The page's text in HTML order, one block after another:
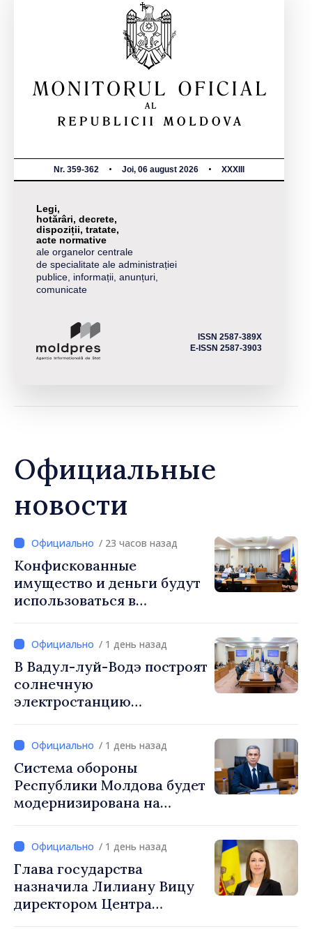
Nr. 359-362 Joi, 06 august 2026 XXXIII
Legi,
hotărâri, decrete,
dispoziții, tratate,
acte normative
ale organelor centrale
de specialitate ale administrației
publice, informații, anunțuri,
comunicate
ISSN 2587-389X
E-ISSN 2587-3903
Официальные
новости
/ 23 часов назад
Конфискованные
имущество и деньги будут
использоваться в
общественных интересах
/ 1 день назад
В Вадул-луй-Водэ построят
солнечную
электростанцию
системой накопления на 60
МВт·ч
/ 1 день назад
Система обороны
Республики Молдова будет
модернизирована на
внедрению Национальной
стратегии обороны
/ 1 день назад
Глава государства
назначила Лилиану Вицу
директором Центра